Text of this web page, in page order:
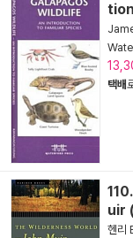
택배
uir
헨리